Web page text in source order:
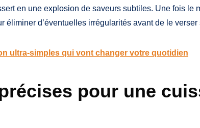
en une explosion de saveurs subtiles. Une fois le
éliminer d’éventuelles irrégularités avant de le verser
ultra-simples qui vont changer votre quotidien
pour une